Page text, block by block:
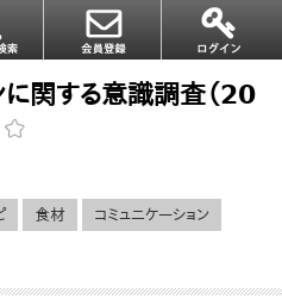
に関する意識調査（20
食材 コミュニケーション